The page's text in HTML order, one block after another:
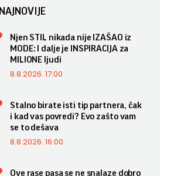
NAJNOVIJE
Njen STIL nikada nije IZAŠAO iz
MODE: I dalje je INSPIRACIJA za
MILIONE ljudi
8.8.2026. 17:00
Stalno birate isti tip partnera, čak
i kad vas povredi? Evo zašto vam
se to dešava
8.8.2026. 16:00
Ove rase pasa se ne snalaze dobro